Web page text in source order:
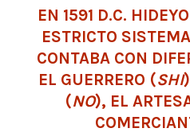
EN 1591 D.C.
ESTRICTO
CONTABA CON
EL GUERRERO (SHI
(NO), EL